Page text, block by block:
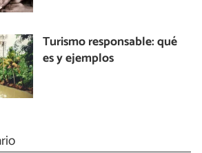
Turismo responsable: qué
es y ejemplos